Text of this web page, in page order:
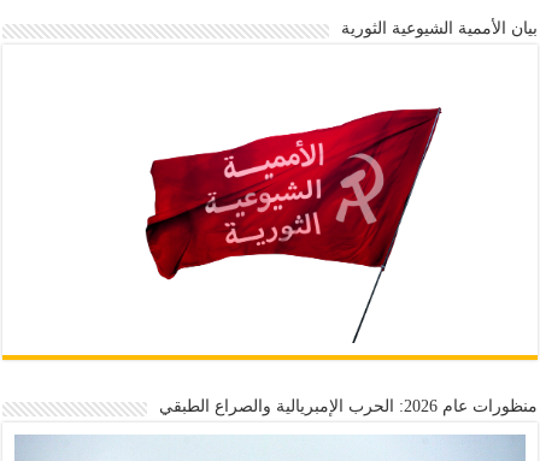
بيان الأممية الشيوعية الثورية
منظورات عام 2026: الحرب الإمبريالية والصراع الطبقي